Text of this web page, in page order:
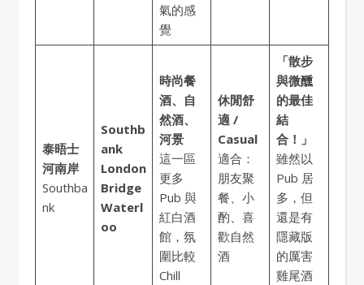
氣的感
覺
泰晤士
河南岸
Southba
nk
Southb
ank
London
Bridge
Waterl
oo
時尚餐
酒、自
然酒、
河景
這一區
更多
Pub 與
紅白酒
館，氛
圍比較
Chill
休閒舒
適 /
Casual
適合：
朋友聚
餐、小
酌、喜
歡自然
酒
「散步
與微醺
的最佳
結
合！」
雖然以
Pub 居
多，但
還是有
隱藏版
的厲害
雞尾酒